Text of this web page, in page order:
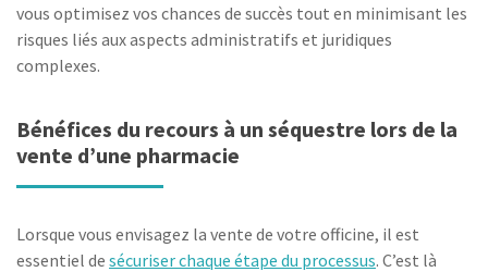
vous optimisez vos chances de succès tout en minimisant les
risques liés aux aspects administratifs et juridiques
complexes.
Bénéfices du recours à un séquestre lors de la
vente d’une pharmacie
Lorsque vous envisagez la vente de votre officine, il est
essentiel de sécuriser chaque étape du processus. C’est là